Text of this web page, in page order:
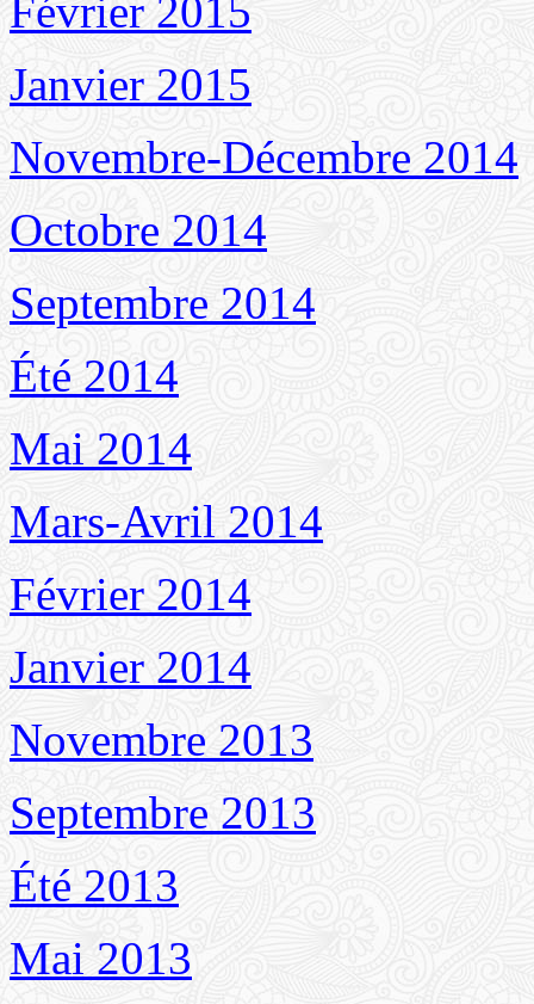
Février 2015
Janvier 2015
Novembre-Décembre 2014
Octobre 2014
Septembre 2014
Été 2014
Mai 2014
Mars-Avril 2014
Février 2014
Janvier 2014
Novembre 2013
Septembre 2013
Été 2013
Mai 2013